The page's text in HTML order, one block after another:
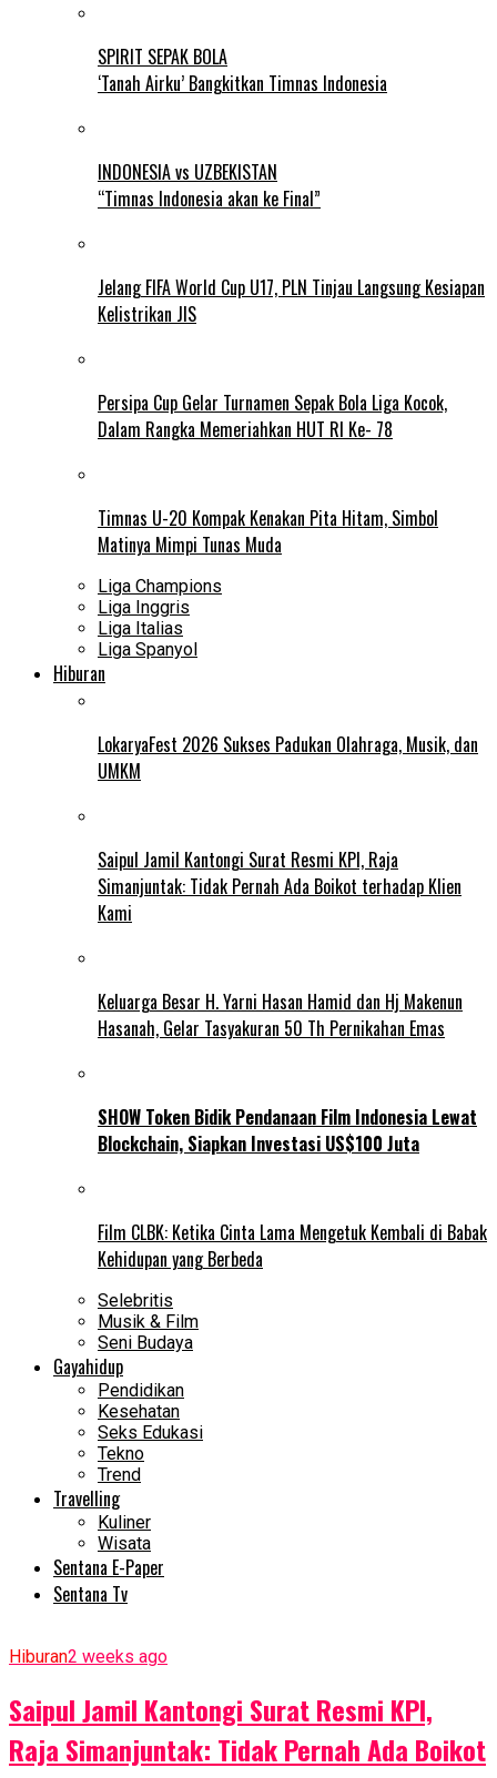
SPIRIT SEPAK BOLA
‘Tanah Airku’ Bangkitkan Timnas Indonesia
INDONESIA vs UZBEKISTAN
“Timnas Indonesia akan ke Final”
Jelang FIFA World Cup U17, PLN Tinjau Langsung Kesiapan
Kelistrikan JIS
Persipa Cup Gelar Turnamen Sepak Bola Liga Kocok,
Dalam Rangka Memeriahkan HUT RI Ke- 78
Timnas U-20 Kompak Kenakan Pita Hitam, Simbol
Matinya Mimpi Tunas Muda
Liga Champions
Liga Inggris
Liga Italias
Liga Spanyol
Hiburan
LokaryaFest 2026 Sukses Padukan Olahraga, Musik, dan
UMKM
Saipul Jamil Kantongi Surat Resmi KPI, Raja
Simanjuntak: Tidak Pernah Ada Boikot terhadap Klien
Kami
Keluarga Besar H. Yarni Hasan Hamid dan Hj Makenun
Hasanah, Gelar Tasyakuran 50 Th Pernikahan Emas
SHOW Token Bidik Pendanaan Film Indonesia Lewat
Blockchain, Siapkan Investasi US$100 Juta
Film CLBK: Ketika Cinta Lama Mengetuk Kembali di Babak
Kehidupan yang Berbeda
Selebritis
Musik & Film
Seni Budaya
Gayahidup
Pendidikan
Kesehatan
Seks Edukasi
Tekno
Trend
Travelling
Kuliner
Wisata
Sentana E-Paper
Sentana Tv
Hiburan2 weeks ago
Saipul Jamil Kantongi Surat Resmi KPI,
Raja Simanjuntak: Tidak Pernah Ada Boikot